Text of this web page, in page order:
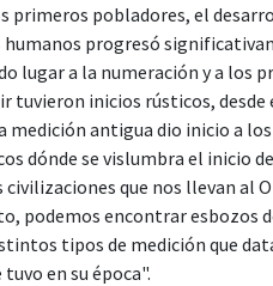
primeros pobladores, el
progresó
lugar a la numeración y a los
inicios rústicos, desde
medición antigua dio inicio a
dónde se vislumbra el inicio
que nos llevan al
podemos encontrar esbozos
tipos de medición que
en su época".